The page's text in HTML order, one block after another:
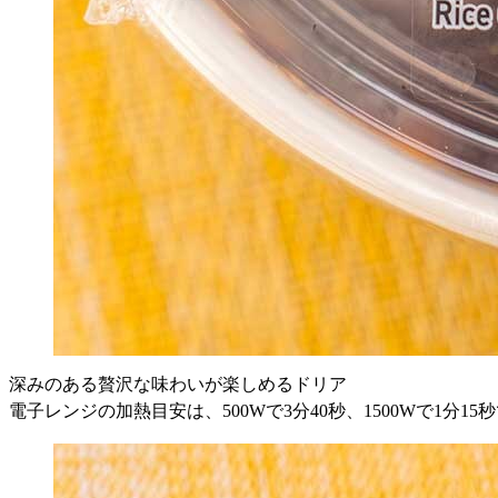
深みのある贅沢な味わいが楽しめるドリア
電子レンジの加熱目安は、500Wで3分40秒、1500Wで1分15